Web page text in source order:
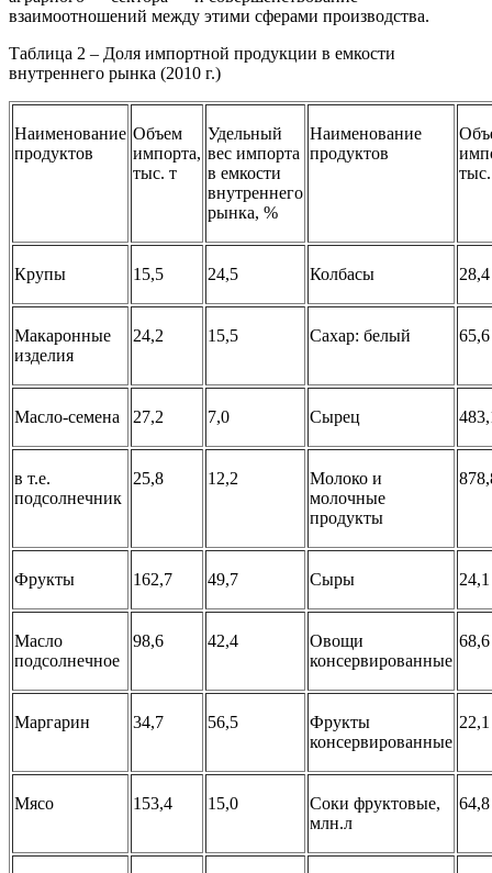
взаимоотношений между этими сферами производства.
Таблица 2 – Доля импортной продукции в емкости
внутреннего рынка (2010 г.)
Наименование
продуктов
Объем
импорта,
тыс. т
Удельный
вес импорта
в емкости
внутреннего
рынка, %
Наименование
продуктов
Крупы 15,5 24,5 Колбасы 28,4
Макаронные
изделия
24,2 15,5 Сахар: белый 65,6
Масло-семена 27,2 7,0 Сырец
в т.е.
подсолнечник
25,8 12,2
Молоко и
молочные
продукты
Фрукты 162,7 49,7 Сыры 24,1
Масло
подсолнечное
98,6 42,4
Овощи
консервированные
68,6
Маргарин 34,7 56,5
Фрукты
консервированные
22,1
Мясо 153,4 15,0
Соки фруктовые,
млн.л
64,8